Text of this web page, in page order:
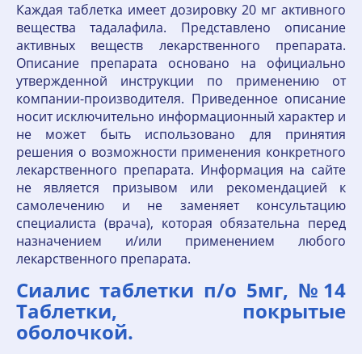
Каждая таблетка имеет дозировку 20 мг активного
вещества тадалафила. Представлено описание
активных веществ лекарственного препарата.
Описание препарата основано на официально
утвержденной инструкции по применению от
компании-производителя. Приведенное описание
носит исключительно информационный характер и
не может быть использовано для принятия
решения о возможности применения конкретного
лекарственного препарата. Информация на сайте
не является призывом или рекомендацией к
самолечению и не заменяет консультацию
специалиста (врача), которая обязательна перед
назначением и/или применением любого
лекарственного препарата.
Сиалис таблетки п/о 5мг, №14
Таблетки, покрытые
оболочкой.